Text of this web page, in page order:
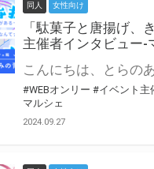
同人 女性向け
「駄菓子と唐揚げ、
主催者インタビュー-
#WEBオンリー #イベント主
マルシェ
2024.09.27